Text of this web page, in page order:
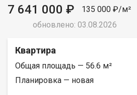
7 641 000 ₽
135 000 ₽/м²
обновлено: 03.08.2026
Квартира
Общая площадь — 56.6 м²
Планировка — новая